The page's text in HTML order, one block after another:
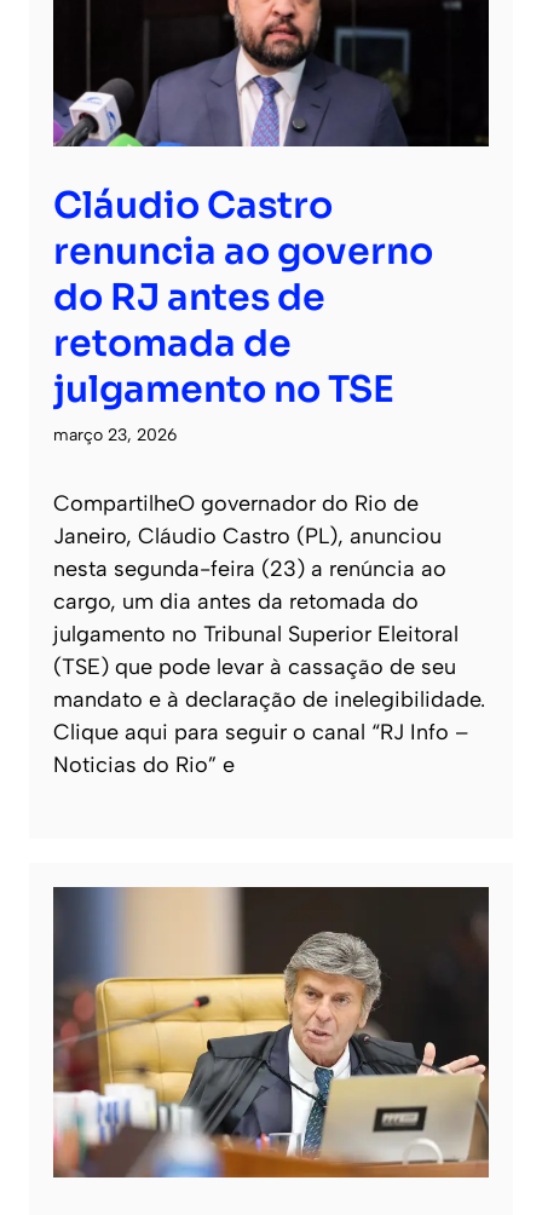
Cláudio Castro
renuncia ao governo
do RJ antes de
retomada de
julgamento no TSE
março 23, 2026
CompartilheO governador do Rio de
Janeiro, Cláudio Castro (PL), anunciou
nesta segunda-feira (23) a renúncia ao
cargo, um dia antes da retomada do
julgamento no Tribunal Superior Eleitoral
(TSE) que pode levar à cassação de seu
mandato e à declaração de inelegibilidade.
Clique aqui para seguir o canal “RJ Info –
Noticias do Rio” e